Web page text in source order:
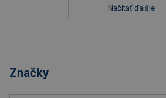
Načítať ďalšie
Značky